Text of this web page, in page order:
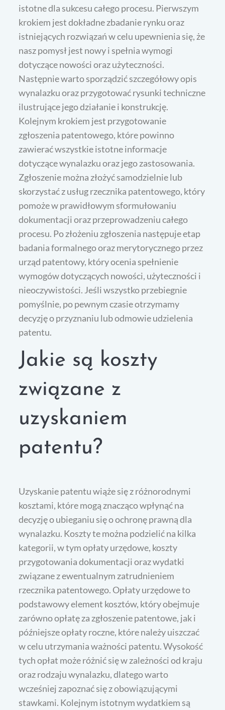
istotne dla sukcesu całego procesu. Pierwszym
krokiem jest dokładne zbadanie rynku oraz
istniejących rozwiązań w celu upewnienia się, że
nasz pomysł jest nowy i spełnia wymogi
dotyczące nowości oraz użyteczności.
Następnie warto sporządzić szczegółowy opis
wynalazku oraz przygotować rysunki techniczne
ilustrujące jego działanie i konstrukcję.
Kolejnym krokiem jest przygotowanie
zgłoszenia patentowego, które powinno
zawierać wszystkie istotne informacje
dotyczące wynalazku oraz jego zastosowania.
Zgłoszenie można złożyć samodzielnie lub
skorzystać z usług rzecznika patentowego, który
pomoże w prawidłowym sformułowaniu
dokumentacji oraz przeprowadzeniu całego
procesu. Po złożeniu zgłoszenia następuje etap
badania formalnego oraz merytorycznego przez
urząd patentowy, który ocenia spełnienie
wymogów dotyczących nowości, użyteczności i
nieoczywistości. Jeśli wszystko przebiegnie
pomyślnie, po pewnym czasie otrzymamy
decyzję o przyznaniu lub odmowie udzielenia
patentu.
Jakie są koszty
związane z
uzyskaniem
patentu?
Uzyskanie patentu wiąże się z różnorodnymi
kosztami, które mogą znacząco wpłynąć na
decyzję o ubieganiu się o ochronę prawną dla
wynalazku. Koszty te można podzielić na kilka
kategorii, w tym opłaty urzędowe, koszty
przygotowania dokumentacji oraz wydatki
związane z ewentualnym zatrudnieniem
rzecznika patentowego. Opłaty urzędowe to
podstawowy element kosztów, który obejmuje
zarówno opłatę za zgłoszenie patentowe, jak i
późniejsze opłaty roczne, które należy uiszczać
w celu utrzymania ważności patentu. Wysokość
tych opłat może różnić się w zależności od kraju
oraz rodzaju wynalazku, dlatego warto
wcześniej zapoznać się z obowiązującymi
stawkami. Kolejnym istotnym wydatkiem są